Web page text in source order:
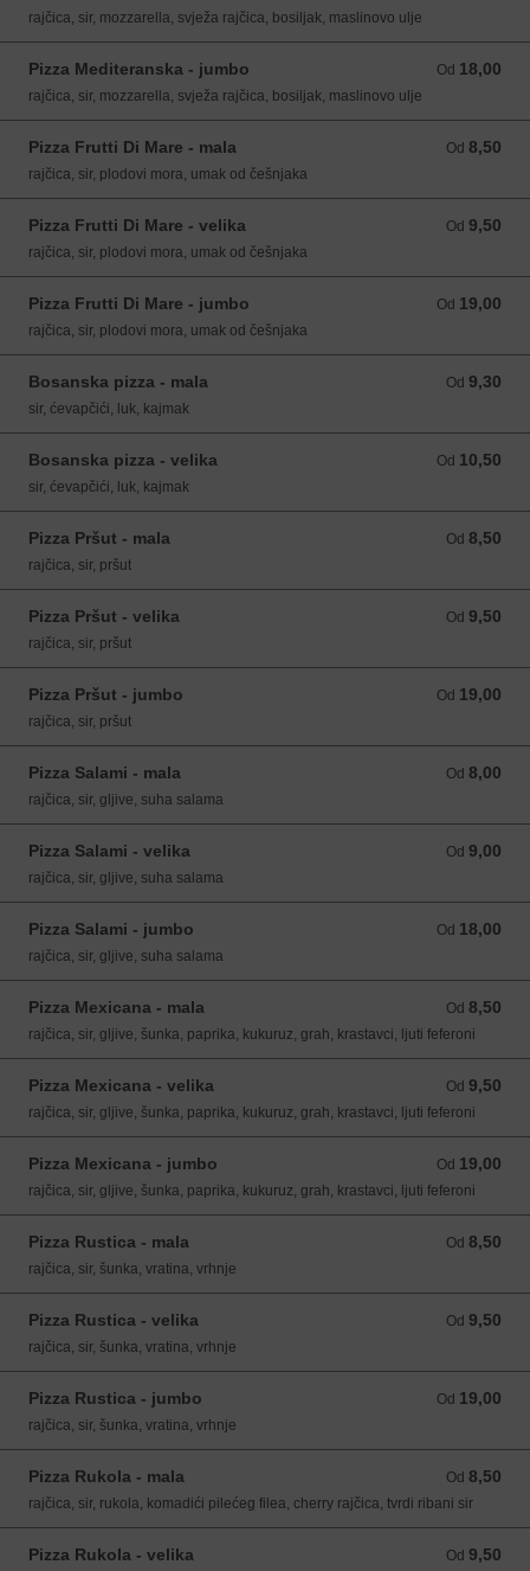
rajčica, sir, mozzarella, svježa rajčica, bosiljak, maslinovo ulje
Pizza Mediteranska - jumbo Od 18,00
Od 18,00 EUR
rajčica, sir, mozzarella, svježa rajčica, bosiljak, maslinovo ulje
Pizza Frutti Di Mare - mala Od 8,50
Od 8,50 EUR
rajčica, sir, plodovi mora, umak od češnjaka
Pizza Frutti Di Mare - velika Od 9,50
Od 9,50 EUR
rajčica, sir, plodovi mora, umak od češnjaka
Pizza Frutti Di Mare - jumbo Od 19,00
Od 19,00 EUR
rajčica, sir, plodovi mora, umak od češnjaka
Bosanska pizza - mala Od 9,30
Od 9,30 EUR
sir, ćevapčići, luk, kajmak
Bosanska pizza - velika Od 10,50
Od 10,50 EUR
sir, ćevapčići, luk, kajmak
Pizza Pršut - mala Od 8,50
Od 8,50 EUR
rajčica, sir, pršut
Pizza Pršut - velika Od 9,50
Od 9,50 EUR
rajčica, sir, pršut
Pizza Pršut - jumbo Od 19,00
Od 19,00 EUR
rajčica, sir, pršut
Pizza Salami - mala Od 8,00
Od 8,00 EUR
rajčica, sir, gljive, suha salama
Pizza Salami - velika Od 9,00
Od 9,00 EUR
rajčica, sir, gljive, suha salama
Pizza Salami - jumbo Od 18,00
Od 18,00 EUR
rajčica, sir, gljive, suha salama
Pizza Mexicana - mala Od 8,50
Od 8,50 EUR
rajčica, sir, gljive, šunka, paprika, kukuruz, grah, krastavci, ljuti feferoni
Pizza Mexicana - velika Od 9,50
Od 9,50 EUR
rajčica, sir, gljive, šunka, paprika, kukuruz, grah, krastavci, ljuti feferoni
Pizza Mexicana - jumbo Od 19,00
Od 19,00 EUR
rajčica, sir, gljive, šunka, paprika, kukuruz, grah, krastavci, ljuti feferoni
Pizza Rustica - mala Od 8,50
Od 8,50 EUR
rajčica, sir, šunka, vratina, vrhnje
Pizza Rustica - velika Od 9,50
Od 9,50 EUR
rajčica, sir, šunka, vratina, vrhnje
Pizza Rustica - jumbo Od 19,00
Od 19,00 EUR
rajčica, sir, šunka, vratina, vrhnje
Pizza Rukola - mala Od 8,50
Od 8,50 EUR
rajčica, sir, rukola, komadići pilećeg filea, cherry rajčica, tvrdi ribani sir
Pizza Rukola - velika Od 9,50
Od 9,50 EUR